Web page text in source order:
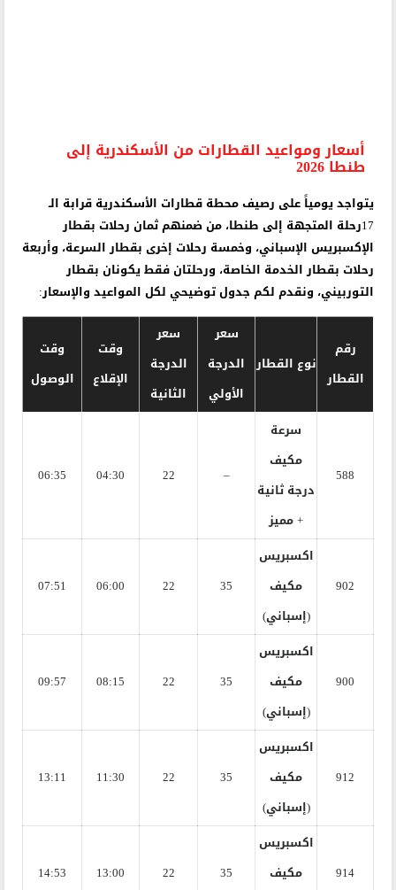
أسعار ومواعيد القطارات من الأسكندرية إلى
طنطا 2026
يتواجد يومياً على رصيف محطة قطارات الأسكندرية قرابة الـ
17رحلة المتجهة إلى طنطا، من ضمنهم ثمان رحلات بقطار
الإكسبريس الإسباني، وخمسة رحلات إخرى بقطار السرعة، وأربعة
رحلات بقطار الخدمة الخاصة، ورحلتان فقط يكونان بقطار
التوربيني، ونقدم لكم جدول توضيحي لكل المواعيد والإسعار:
رقم
القطار
نوع القطار
سعر
الدرجة
الأولي
سعر
الدرجة
الثانية
وقت
الإقلاع
وقت
الوصول
588
سرعة
مكيف
درجة ثانية
+ مميز
–
22
04:30
06:35
902
اكسبريس
مكيف
(إسباني)
35
22
06:00
07:51
900
اكسبريس
مكيف
(إسباني)
35
22
08:15
09:57
912
اكسبريس
مكيف
(إسباني)
35
22
11:30
13:11
914
اكسبريس
مكيف
35
22
13:00
14:53